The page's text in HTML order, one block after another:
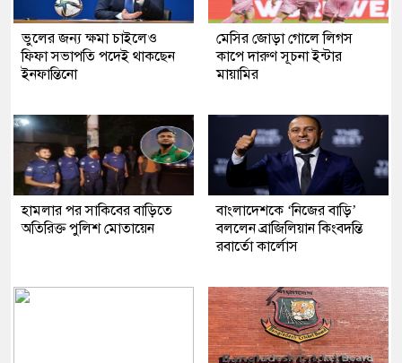
ভুলের জন্য ক্ষমা চাইলেও
ফিফা সভাপতি পদেই থাকছেন
ইনফান্তিনো
মেসির জোড়া গোলে লিগস
কাপে দারুণ সূচনা ইন্টার
মায়ামির
হামলার পর সাকিবের বাড়িতে
অতিরিক্ত পুলিশ মোতায়েন
বাংলাদেশকে ‘নিজের বাড়ি’
বললেন ব্রাজিলিয়ান কিংবদন্তি
রবার্তো কার্লোস